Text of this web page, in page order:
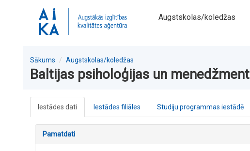
Augstskolas/koledžas
Sākums Augstskolas/koledžas
Baltijas psiholoģijas un
Iestādes dati Iestādes filiāles Studiju programmas iestādē
Pamatdati